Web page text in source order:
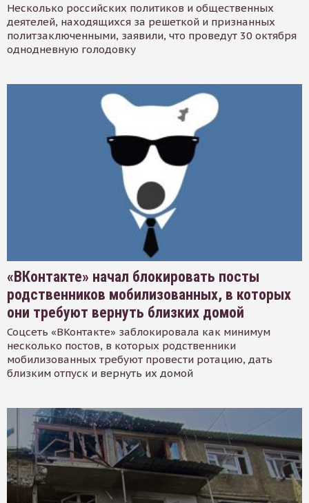
Несколько российских политиков и общественных
деятелей, находящихся за решеткой и признанных
политзаключенными, заявили, что проведут 30 октября
однодневную голодовку
«ВКонтакте» начал блокировать посты
родственников мобилизованных, в которых
они требуют вернуть близких домой
Соцсеть «ВКонтакте» заблокировала как минимум
несколько постов, в которых родственники
мобилизованных требуют провести ротацию, дать
близким отпуск и вернуть их домой